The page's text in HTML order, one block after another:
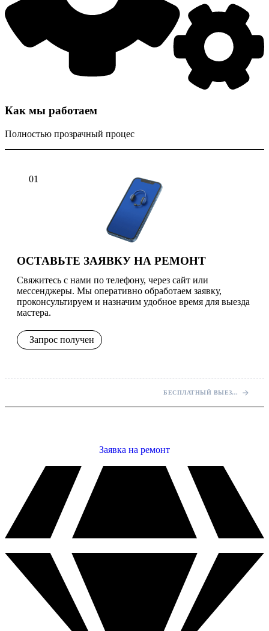
Как мы работаем
Полностью прозрачный процес
01
ОСТАВЬТЕ ЗАЯВКУ НА РЕМОНТ
Свяжитесь с нами по телефону, через сайт или
мессенджеры. Мы оперативно обработаем заявку,
проконсультируем и назначим удобное время для выезда
мастера.
Запрос получен
БЕСПЛАТНЫЙ ВЫЕЗД МАСТЕРА НА ДОМ
Заявка на ремонт